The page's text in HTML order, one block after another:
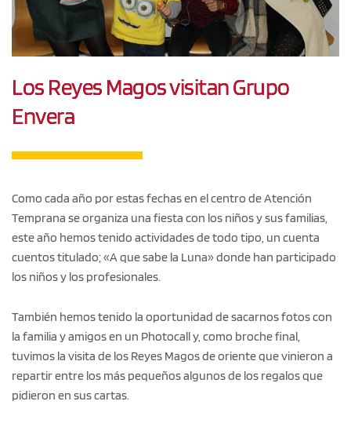
Los Reyes Magos visitan Grupo
Envera
Como cada año por estas fechas en el centro de Atención
Temprana se organiza una fiesta con los niños y sus familias,
este año hemos tenido actividades de todo tipo, un cuenta
cuentos titulado; «A que sabe la Luna» donde han participado
los niños y los profesionales.
También hemos tenido la oportunidad de sacarnos fotos con
la familia y amigos en un Photocall y, como broche final,
tuvimos la visita de los Reyes Magos de oriente que vinieron a
repartir entre los más pequeños algunos de los regalos que
pidieron en sus cartas.